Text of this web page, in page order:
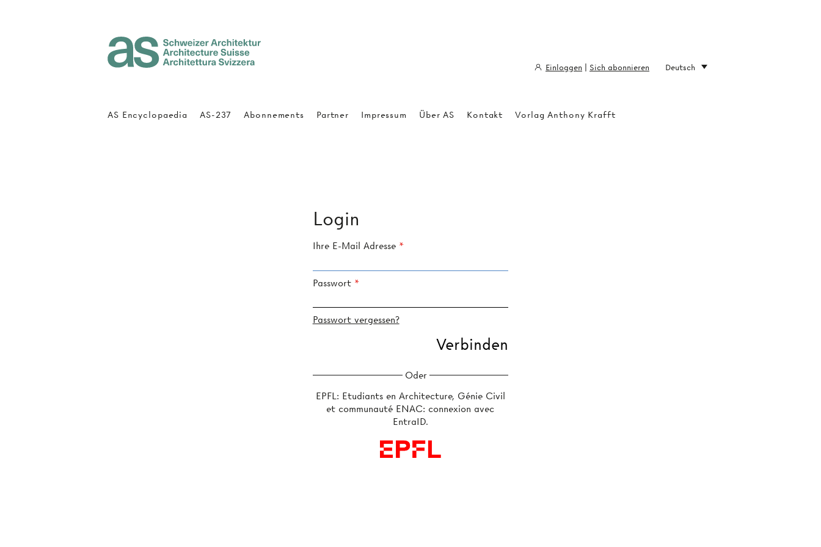
Login
Ihre E-Mail Adresse
Passwort
Passwort vergessen?
Oder
EPFL: Etudiants en Architecture, Génie Civil
et communauté ENAC: connexion avec
EntraID.
AS Encyclopaedia AS-237 Abonnements Partner Impressum Über AS Kontakt Vorlag Anthony Krafft
Einloggen Sich abonnieren Deutsch